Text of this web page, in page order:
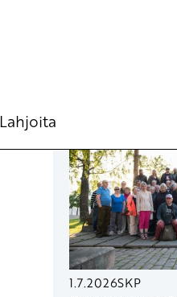
Lahjoita
1.7.2026SKP